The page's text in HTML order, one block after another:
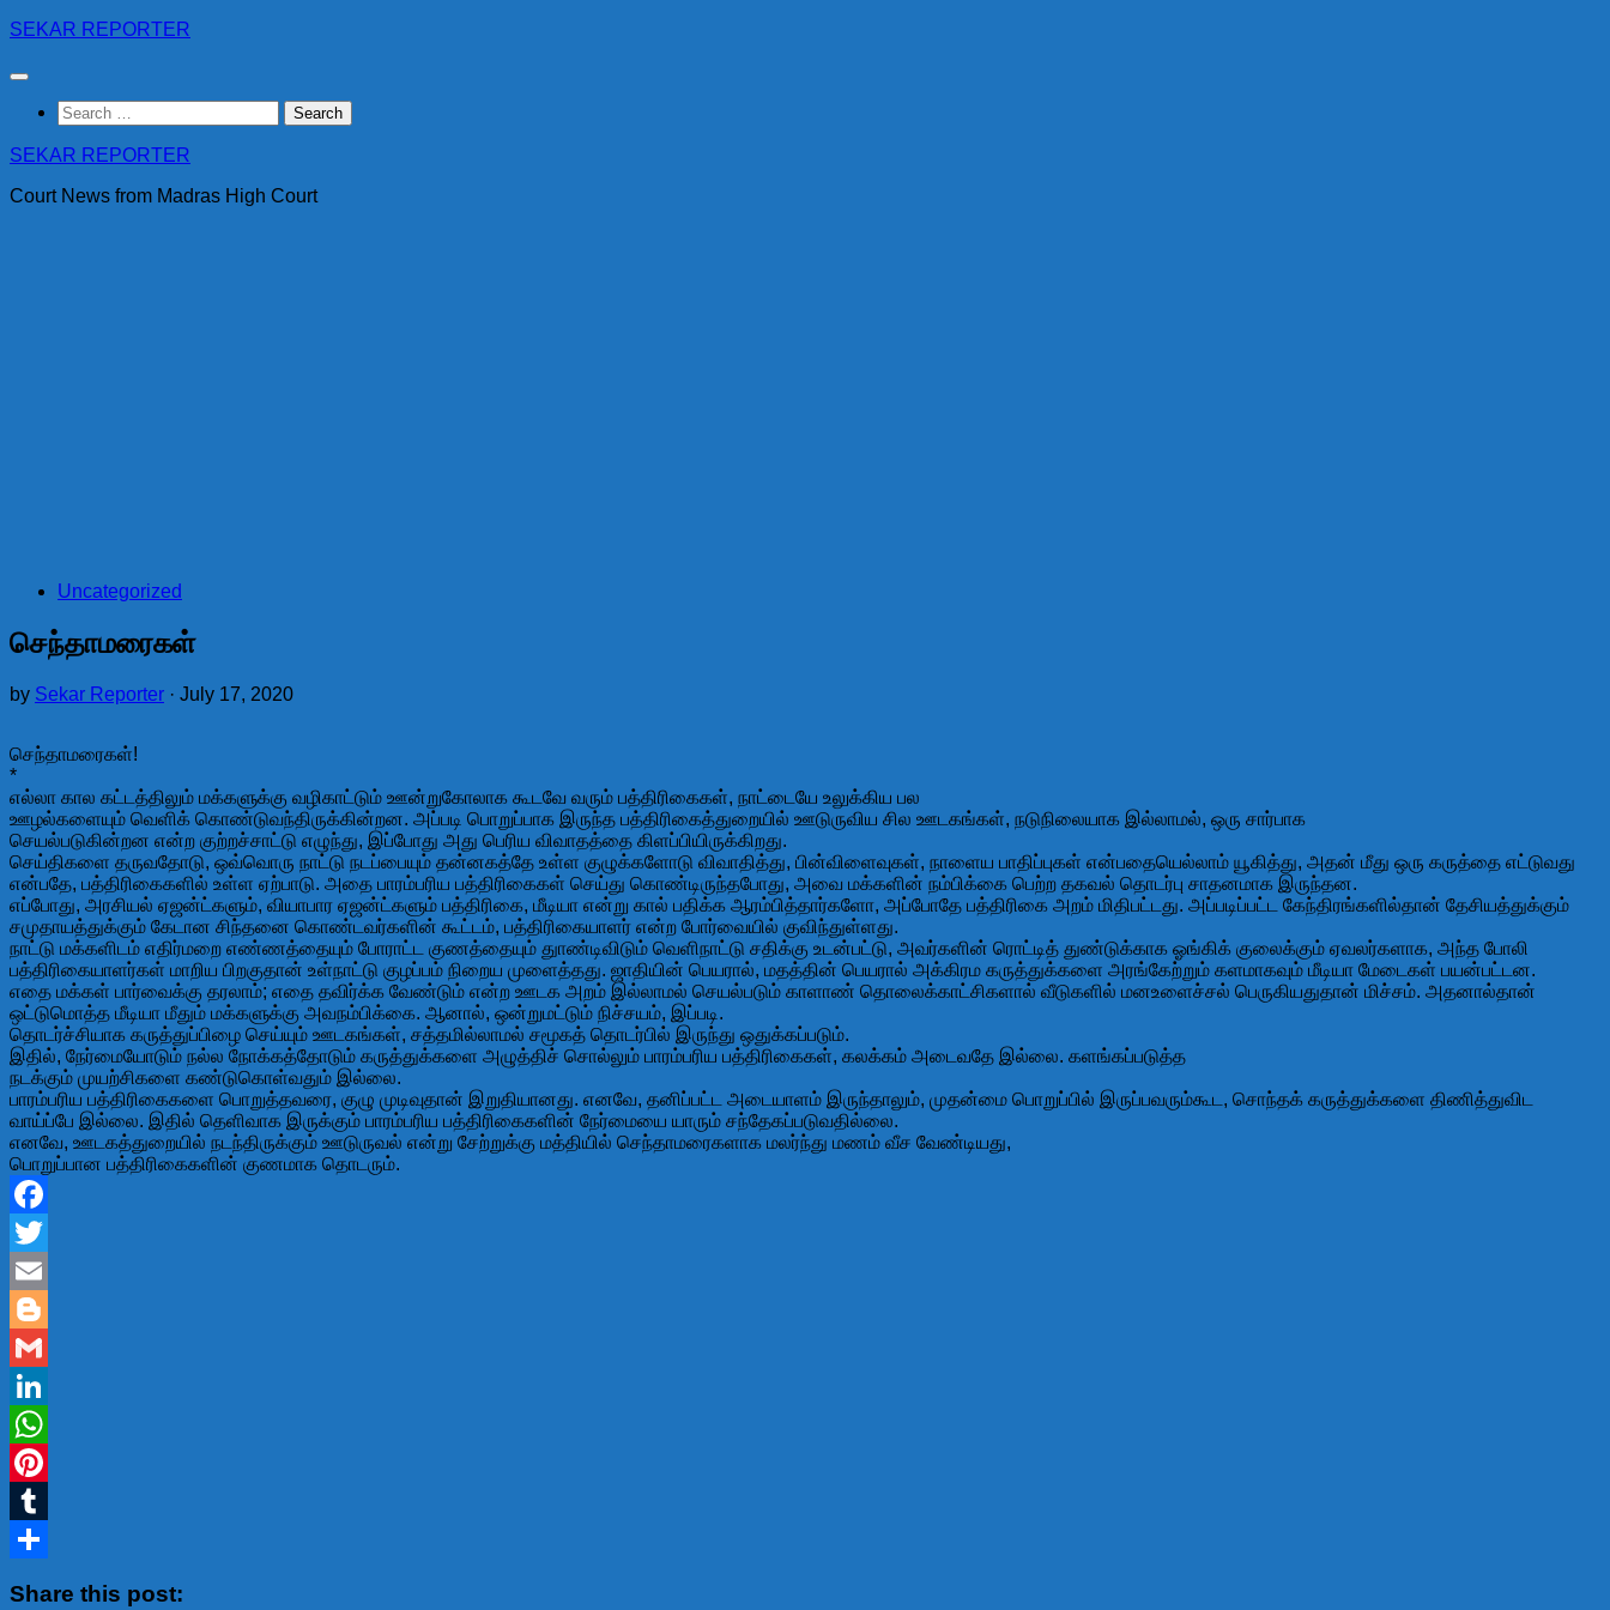
Skip
content
SEKAR REPORTER
Search
for:
SEKAR REPORTER
Court News from Madras High Court
Uncategorized
செந்தாமரைகள்
by Sekar Reporter · July 17, 2020
செந்தாமரைகள்!
*
எல்லா கால கட்டத்திலும் மக்களுக்கு வழிகாட்டும் ஊன்றுகோலாக கூடவே வரும் பத்திரிகைகள், நாட்டையே உலுக்கிய பல
ஊழல்களையும் வெளிக் கொண்டுவந்திருக்கின்றன. அப்படி பொறுப்பாக இருந்த பத்திரிகைத்துறையில் ஊடுருவிய சில ஊடகங்கள், நடுநிலையாக இல்லாமல், ஒரு சார்பாக
செயல்படுகின்றன என்ற குற்றச்சாட்டு எழுந்து, இப்போது அது பெரிய விவாதத்தை கிளப்பியிருக்கிறது.
செய்திகளை தருவதோடு, ஒவ்வொரு நாட்டு நடப்பையும் தன்னகத்தே உள்ள குழுக்களோடு விவாதித்து, பின்விளைவுகள், நாளைய பாதிப்புகள் என்பதையெல்லாம் யூகித்து, அதன் மீது ஒரு கருத்தை எட்டுவது
என்பதே, பத்திரிகைகளில் உள்ள ஏற்பாடு. அதை பாரம்பரிய பத்திரிகைகள் செய்து கொண்டிருந்தபோது, அவை மக்களின் நம்பிக்கை பெற்ற தகவல் தொடர்பு சாதனமாக இருந்தன.
எப்போது, அரசியல் ஏஜன்ட்களும், வியாபார ஏஜன்ட்களும் பத்திரிகை, மீடியா என்று கால் பதிக்க ஆரம்பித்தார்களோ, அப்போதே பத்திரிகை அறம் மிதிபட்டது. அப்படிப்பட்ட கேந்திரங்களில்தான் தேசியத்துக்கும்
சமுதாயத்துக்கும் கேடான சிந்தனை கொண்டவர்களின் கூட்டம், பத்திரிகையாளர் என்ற போர்வையில் குவிந்துள்ளது.
நாட்டு மக்களிடம் எதிர்மறை எண்ணத்தையும் போராட்ட குணத்தையும் துாண்டிவிடும் வெளிநாட்டு சதிக்கு உடன்பட்டு, அவர்களின் ரொட்டித் துண்டுக்காக ஓங்கிக் குலைக்கும் ஏவலர்களாக, அந்த போலி
பத்திரிகையாளர்கள் மாறிய பிறகுதான் உள்நாட்டு குழப்பம் நிறைய முளைத்தது. ஜாதியின் பெயரால், மதத்தின் பெயரால் அக்கிரம கருத்துக்களை அரங்கேற்றும் களமாகவும் மீடியா மேடைகள் பயன்பட்டன.
எதை மக்கள் பார்வைக்கு தரலாம்; எதை தவிர்க்க வேண்டும் என்ற ஊடக அறம் இல்லாமல் செயல்படும் காளாண் தொலைக்காட்சிகளால் வீடுகளில் மனஉளைச்சல் பெருகியதுதான் மிச்சம். அதனால்தான்
ஒட்டுமொத்த மீடியா மீதும் மக்களுக்கு அவநம்பிக்கை. ஆனால், ஒன்றுமட்டும் நிச்சயம், இப்படி.
தொடர்ச்சியாக கருத்துப்பிழை செய்யும் ஊடகங்கள், சத்தமில்லாமல் சமூகத் தொடர்பில் இருந்து ஒதுக்கப்படும்.
இதில், நேர்மையோடும் நல்ல நோக்கத்தோடும் கருத்துக்களை அழுத்திச் சொல்லும் பாரம்பரிய பத்திரிகைகள், கலக்கம் அடைவதே இல்லை. களங்கப்படுத்த
நடக்கும் முயற்சிகளை கண்டுகொள்வதும் இல்லை.
பாரம்பரிய பத்திரிகைகளை பொறுத்தவரை, குழு முடிவுதான் இறுதியானது. எனவே, தனிப்பட்ட அடையாளம் இருந்தாலும், முதன்மை பொறுப்பில் இருப்பவரும்கூட, சொந்தக் கருத்துக்களை திணித்துவிட
வாய்ப்பே இல்லை. இதில் தெளிவாக இருக்கும் பாரம்பரிய பத்திரிகைகளின் நேர்மையை யாரும் சந்தேகப்படுவதில்லை.
எனவே, ஊடகத்துறையில் நடந்திருக்கும் ஊடுருவல் என்று சேற்றுக்கு மத்தியில் செந்தாமரைகளாக மலர்ந்து மணம் வீச வேண்டியது,
பொறுப்பான பத்திரிகைகளின் குணமாக தொடரும்.
Facebook
Twitter
Email
Blogger
Gmail
LinkedIn
WhatsApp
Pinterest
Tumblr
Share this post: